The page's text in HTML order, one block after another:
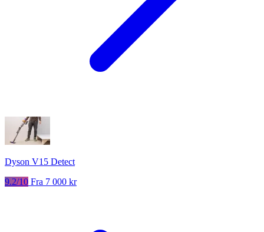
Dyson V15 Detect
9.2/10 Fra 7 000 kr